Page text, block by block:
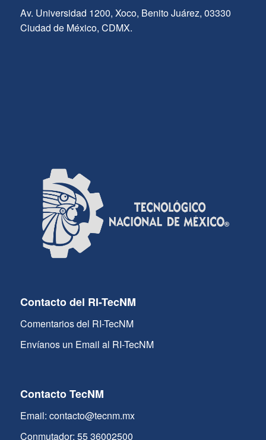
Av. Universidad 1200, Xoco, Benito Juárez, 03330
Ciudad de México, CDMX.
Contacto del RI-TecNM
Comentarios del RI-TecNM
Envíanos un Email al RI-TecNM
Contacto TecNM
Email: contacto@tecnm.mx
Conmutador: 55 36002500